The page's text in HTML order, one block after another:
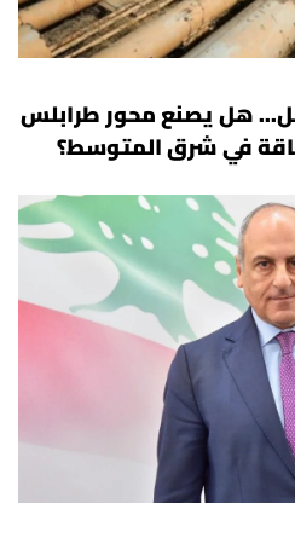
هل يصنع محور طرابلس
في شرق المتوسط؟